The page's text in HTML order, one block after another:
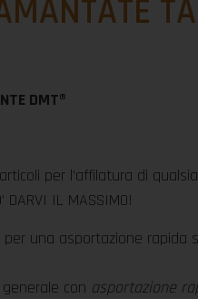
DMT®
per l’affilatura di
DARVI IL MASSIMO!
per una asportazione
con asportazione